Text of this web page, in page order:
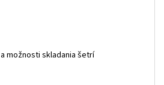
možnosti skladania šetrí